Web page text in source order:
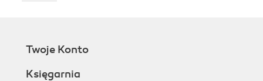
Twoje Konto
Księgarnia